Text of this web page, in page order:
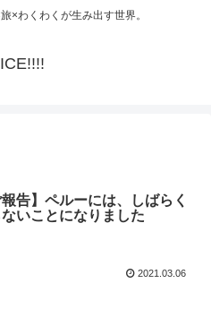
×わくわくが生み出す世界。
報告】ペルーには、しばらく
いことになりました
2021.03.06